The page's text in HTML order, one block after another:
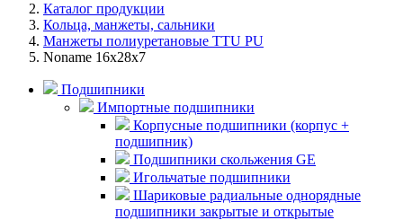
Каталог продукции
Кольца, манжеты, сальники
Манжеты полиуретановые TTU PU
Noname 16x28x7
Подшипники
Импортные подшипники
Корпусные подшипники (корпус +
подшипник)
Подшипники скольжения GE
Игольчатые подшипники
Шариковые радиальные однорядные
подшипники закрытые и открытые